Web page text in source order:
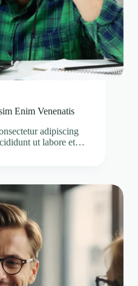
Enim Venenatis
adipiscing
ut labore et…